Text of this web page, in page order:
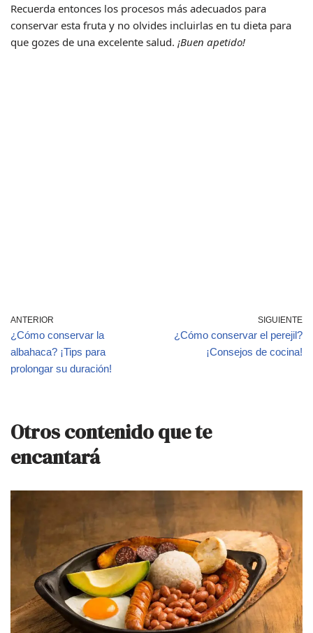
Recuerda entonces los procesos más adecuados para
conservar esta fruta y no olvides incluirlas en tu dieta para
que gozes de una excelente salud. ¡Buen apetido!
ANTERIOR
¿Cómo conservar la
albahaca? ¡Tips para
prolongar su duración!
SIGUIENTE
¿Cómo conservar el perejil?
¡Consejos de cocina!
Otros contenido que te
encantará